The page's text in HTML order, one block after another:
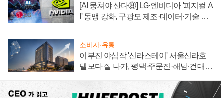
[AI 뭉쳐야 산다⑧] LG·엔비디아 '피지컬 A
I' 동맹 강화, 구광모 제조·데이터·기술 결
소비자·유통
이부진 야심작 '신라스테이' 서울신라호
텔보다 잘 나가, 평택·주문진·해남·건대로